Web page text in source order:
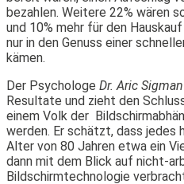
bezahlen. Weitere 22% wären
und 10% mehr für den
nur in den Genuss einer
kämen.
Der Psychologe Dr. Aric Sigman
Resultate und zieht den
einem Volk der
werden. Er schätzt, dass jedes
Alter von 80 Jahren etwa ein
dann mit dem Blick auf nicht-
Bildschirmtechnologie